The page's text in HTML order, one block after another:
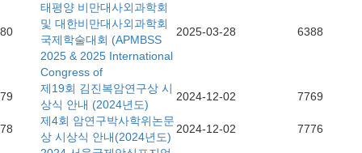
80
태평양 비만대사외과학회
및 대한비만대사외과학회
국제학술대회 (APMBSS
2025 & 2025 International
Congress of
2025-03-28 6388
79
제19회 김진복암연구상 시
상식 안내 (2024년도)
2024-12-02 7769
78
제4회 암연구박사학위논문
상 시상식 안내(2024년도)
2024-12-02 7776